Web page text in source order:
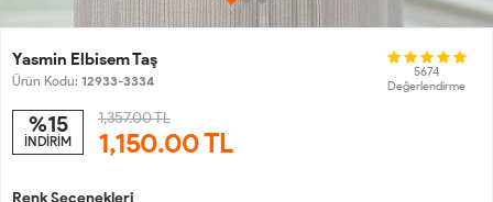
Yasmin Elbisem Taş
Ürün Kodu: 12933-3334
5674
Değerlendirme
%15
İNDİRİM
1,357.00 TL
1,150.00TL
Renk Seçenekleri